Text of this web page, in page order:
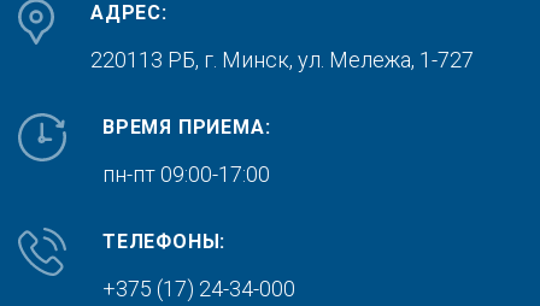
АДРЕС:
220113 РБ, г. Минск, ул. Мележа, 1-727
ВРЕМЯ ПРИЕМА:
пн-пт 09:00-17:00
ТЕЛЕФОНЫ:
+375 (17) 24-34-000